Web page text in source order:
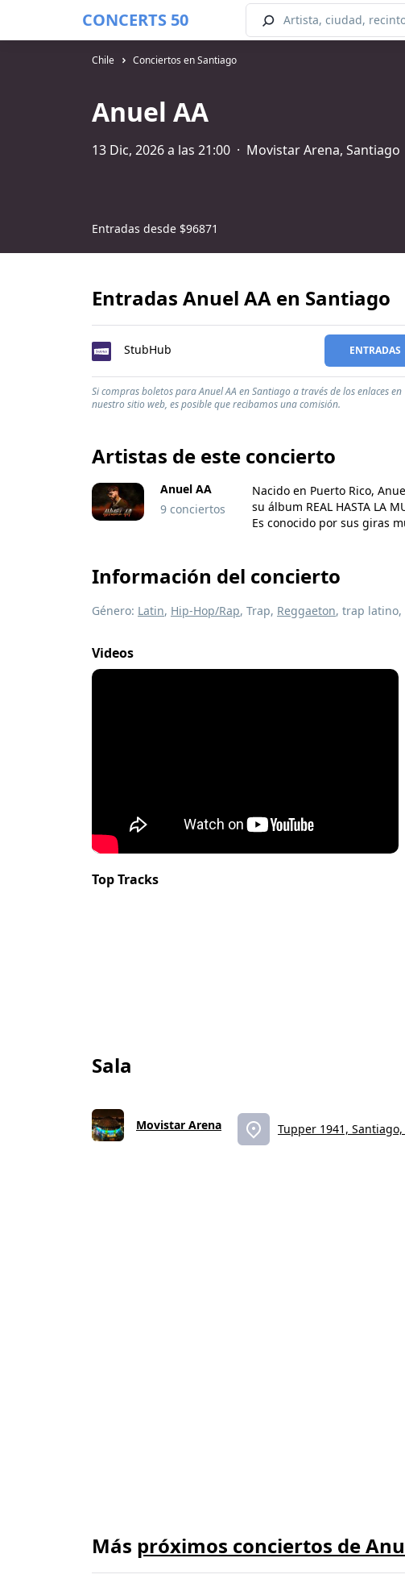
CONCERTS 50
Chile Conciertos en Santiago
Anuel AA
13 Dic, 2026 a las 21:00 · Movistar Arena, Santiago
Entradas desde $96871
Entradas Anuel AA en Santiago
StubHub ENTRADAS
Si compras boletos para Anuel AA en Santiago a través de los enlaces en
nuestro sitio web, es posible que recibamos una comisión.
Artistas de este concierto
Anuel AA
9 conciertos
Nacido en Puerto Rico,
su álbum REAL HASTA LA
Es conocido por sus giras
Información del concierto
Género: Latin, Hip-Hop/Rap, Trap, Reggaeton, trap
Videos
Top Tracks
Sala
Movistar Arena Tupper 1941,
Más próximos conciertos de